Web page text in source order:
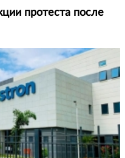
протеста после